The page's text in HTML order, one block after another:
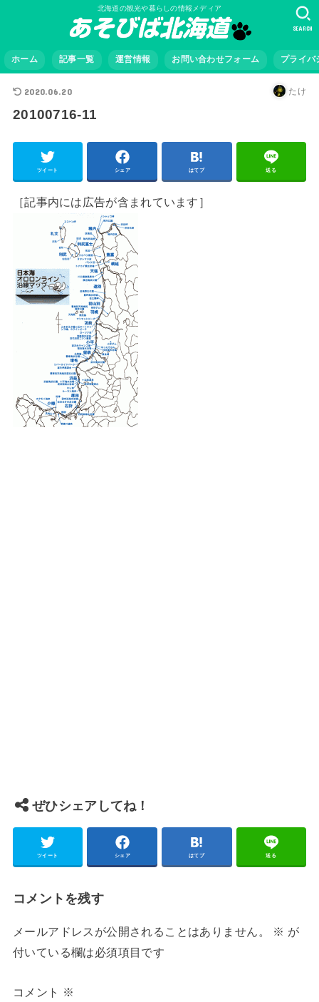
北海道の観光や暮らしの情報メディア
ホーム 記事一覧 運営情報 お問い合わせフォーム プライバ
SEARCH
2020.06.20 たけ
20100716-11
ツイート シェア はてブ 送る
［記事内には広告が含まれています］
ぜひシェアしてね！
ツイート シェア はてブ 送る
コメントを残す
メールアドレスが公開されることはありません。 ※ が
付いている欄は必須項目です
コメント ※